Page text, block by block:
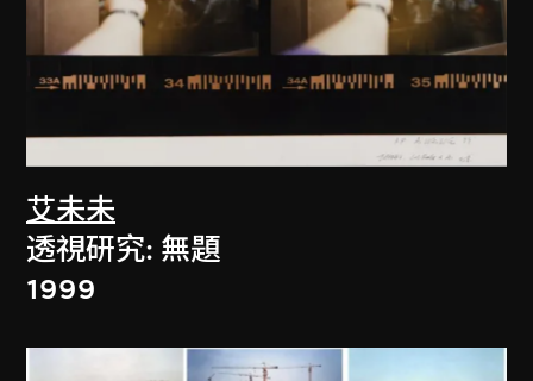
艾未未
透視研究: 無題
1999